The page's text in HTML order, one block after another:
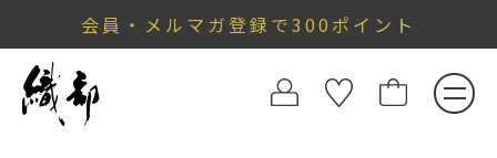
会員・メルマガ登録で300ポイント